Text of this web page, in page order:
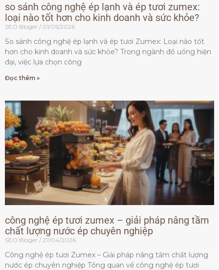
so sánh công nghệ ép lạnh và ép tươi zumex:
loại nào tốt hơn cho kinh doanh và sức khỏe?
SEO Bloger 01/05/2026
So sánh công nghệ ép lạnh và ép tươi Zumex: Loại nào tốt
hơn cho kinh doanh và sức khỏe? Trong ngành đồ uống hiện
đại, việc lựa chọn công
Đọc thêm »
công nghệ ép tươi zumex – giải pháp nâng tầm
chất lượng nước ép chuyên nghiệp
SEO Bloger 27/04/2026
Công nghệ ép tươi Zumex – Giải pháp nâng tầm chất lượng
nước ép chuyên nghiệp Tổng quan về công nghệ ép tươi